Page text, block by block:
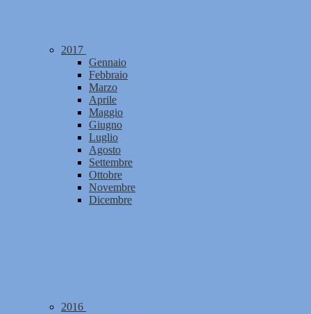
2017
Gennaio
Febbraio
Marzo
Aprile
Maggio
Giugno
Luglio
Agosto
Settembre
Ottobre
Novembre
Dicembre
2016